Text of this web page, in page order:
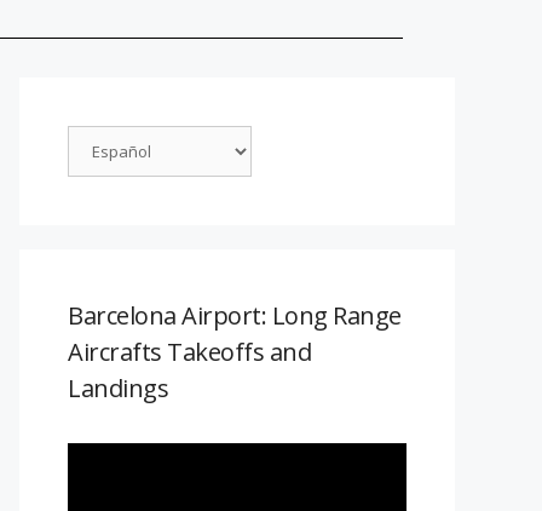
Barcelona Airport: Long Range
Aircrafts Takeoffs and
Landings